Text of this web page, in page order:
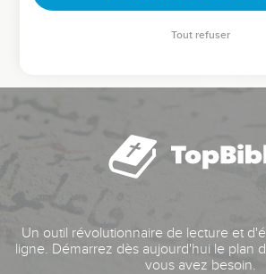
Un outil révolutionnaire de lecture et
ligne. Démarrez dès aujourd'hui le plan
vous avez besoin.
Tout refuser